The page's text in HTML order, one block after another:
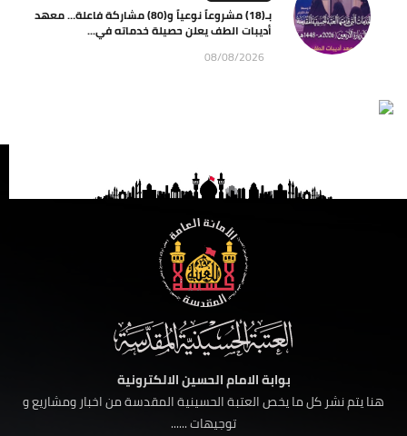
بـ(18) مشروعاً نوعياً و(80) مشاركة فاعلة… معهد
أديبات الطف يعلن حصيلة خدماته في...
08/08/2026
بوابة الامام الحسين الالكترونية
هنا يتم نشر كل ما يخص العتبة الحسينية المقدسة من اخبار ومشاريع و
توجيهات ......